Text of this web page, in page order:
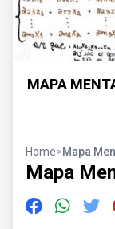
MAPA
Home>Mapa
Mapa